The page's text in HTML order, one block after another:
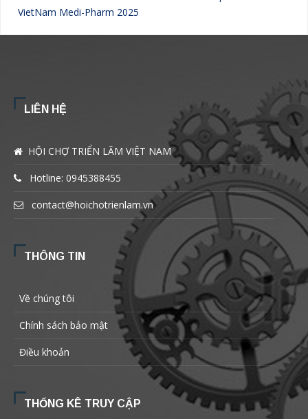
VietNam Medi-Pharm 2025
LIÊN HỆ
HỘI CHỢ TRIỂN LÃM VIỆT NAM
Hotline: 0945388455
contact@hoichotrienlam.vn
THÔNG TIN
Về chúng tôi
Chính sách bảo mật
Điều khoản
THỐNG KÊ TRUY CẬP